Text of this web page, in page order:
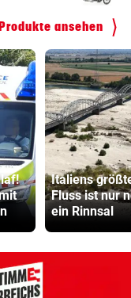
ansehen
Italiens
Fluss ist nur
ein Rinnsal